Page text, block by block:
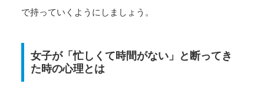
で持っていくようにしましょう。
女子が「忙しくて時間がない」と断ってき
た時の心理とは